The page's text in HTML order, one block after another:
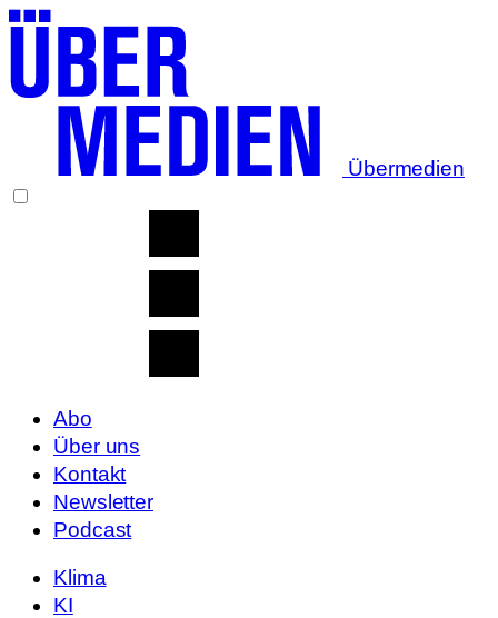
Übermedien
Abo
Über uns
Kontakt
Newsletter
Podcast
Klima
KI